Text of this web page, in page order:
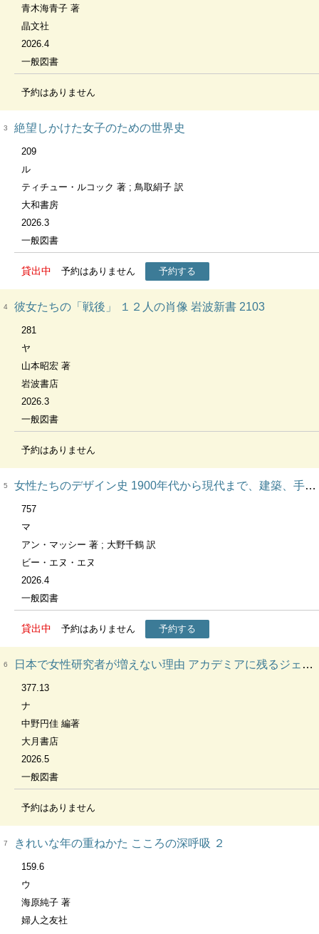
青木海青子 著
晶文社
2026.4
一般図書
予約はありません
3 絶望しかけた女子のための世界史
209
ル
ティチュー・ルコック 著 ; 鳥取絹子 訳
大和書房
2026.3
一般図書
貸出中 予約はありません 予約する
4 彼女たちの「戦後」 １２人の肖像 岩波新書 2103
281
ヤ
山本昭宏 著
岩波書店
2026.3
一般図書
予約はありません
5 女性たちのデザイン史 1900年代から現代まで、建築、手工芸、グラフィック、テキスタイル、ファッション、インテリア、プロダクト……デザインの歴史に女性たちの姿を探して
757
マ
アン・マッシー 著 ; 大野千鶴 訳
ビー・エヌ・エヌ
2026.4
一般図書
貸出中 予約はありません 予約する
6 日本で女性研究者が増えない理由 アカデミアに残るジェンダー問題
377.13
ナ
中野円佳 編著
大月書店
2026.5
一般図書
予約はありません
7 きれいな年の重ねかた こころの深呼吸 ２
159.6
ウ
海原純子 著
婦人之友社